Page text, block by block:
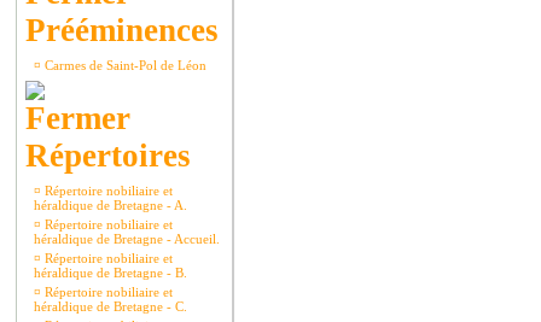
Prééminences
¤ Carmes de Saint-Pol de Léon
Répertoires
¤ Répertoire nobiliaire et
héraldique de Bretagne - A.
¤ Répertoire nobiliaire et
héraldique de Bretagne - Accueil.
¤ Répertoire nobiliaire et
héraldique de Bretagne - B.
¤ Répertoire nobiliaire et
héraldique de Bretagne - C.